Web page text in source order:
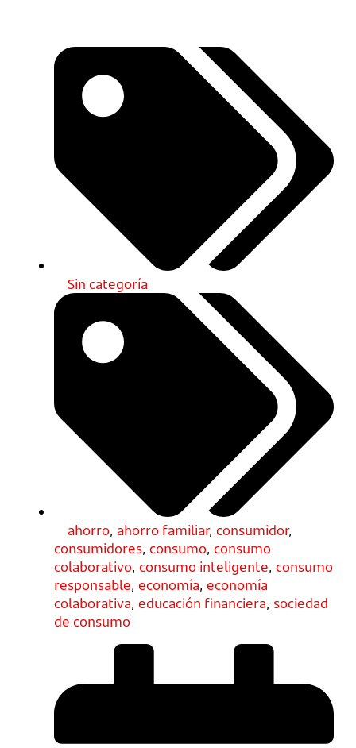
Sin categoría
ahorro, ahorro familiar, consumidor,
consumidores, consumo, consumo
colaborativo, consumo inteligente, consumo
responsable, economía, economía
colaborativa, educación financiera, sociedad
de consumo